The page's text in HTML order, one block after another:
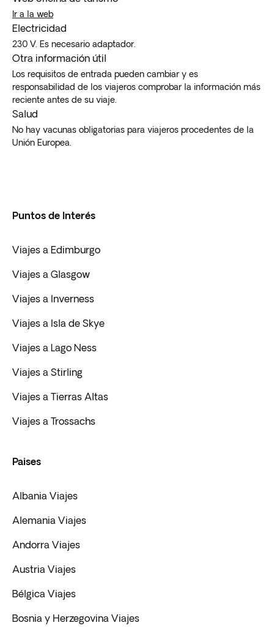
Ir a la web
Electricidad
230 V. Es necesario adaptador.
Otra información útil
Los requisitos de entrada pueden cambiar y es
responsabilidad de los viajeros comprobar la información más
reciente antes de su viaje.
Salud
No hay vacunas obligatorias para viajeros procedentes de la
Unión Europea.
Puntos de Interés
Viajes a Edimburgo
Viajes a Glasgow
Viajes a Inverness
Viajes a Isla de Skye
Viajes a Lago Ness
Viajes a Stirling
Viajes a Tierras Altas
Viajes a Trossachs
Paises
Albania Viajes
Alemania Viajes
Andorra Viajes
Austria Viajes
Bélgica Viajes
Bosnia y Herzegovina Viajes